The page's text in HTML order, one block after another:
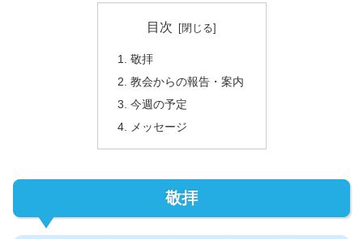
目次
敬拝
教会からの報告・案内
今週の予定
メッセージ
敬拝